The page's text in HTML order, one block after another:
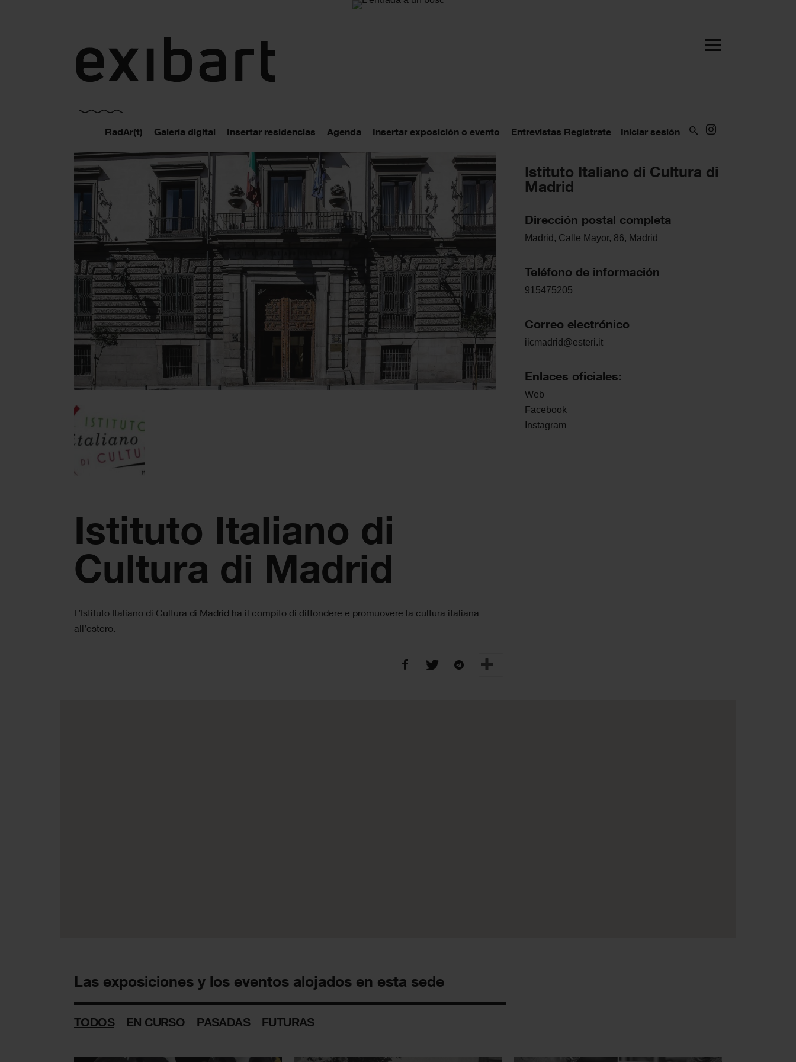
RadAr(t) Galería digital Insertar residencias Agenda Insertar exposición o evento Entrevistas Regístrate Iniciar sesión
Istituto Italiano di
Cultura di Madrid
L’Istituto Italiano di Cultura di Madrid ha il compito di diffondere e promuovere la cultura italiana
all’estero.
Istituto Italiano di Cultura di
Madrid
Dirección postal completa
Madrid, Calle Mayor, 86, Madrid
Teléfono de información
915475205
Correo electrónico
iicmadrid@esteri.it
Enlaces oficiales:
Web
Facebook
Instagram
Las exposiciones y los eventos alojados en esta sede
TODOS EN CURSO PASADAS FUTURAS